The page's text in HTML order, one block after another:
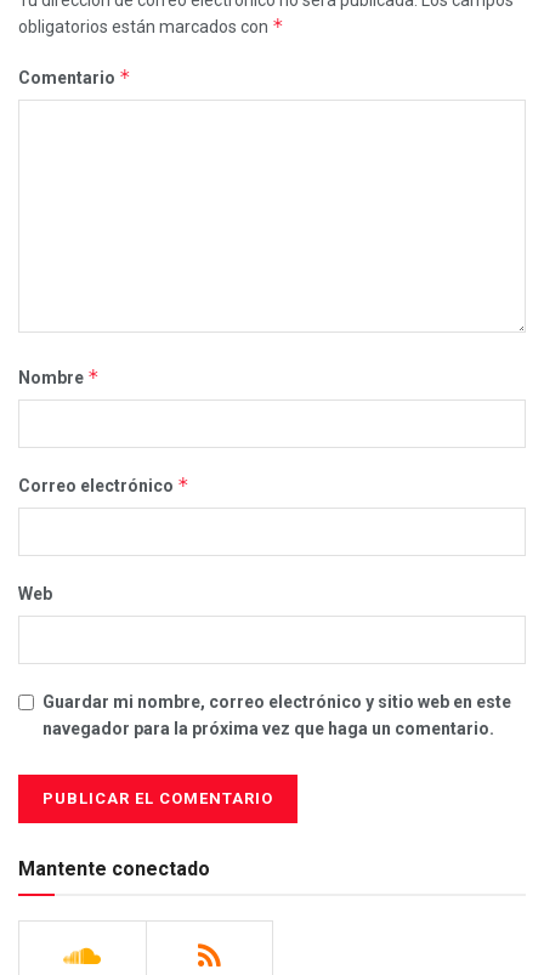
obligatorios están marcados con *
Comentario *
Nombre *
Correo electrónico *
Web
Guardar mi nombre, correo electrónico y sitio web en este
navegador para la próxima vez que haga un comentario.
Mantente conectado